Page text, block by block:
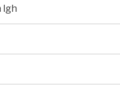
lgh